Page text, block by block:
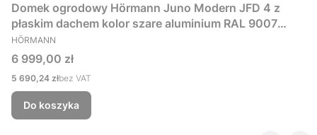
Domek ogrodowy Hörmann Juno Modern JFD 4 z
płaskim dachem kolor szare aluminium RAL 9007
229x181 cm
PRODUCENT
HÖRMANN
Cena
6 999,00 zł
Cena
5 690,24 złbez VAT
Do koszyka